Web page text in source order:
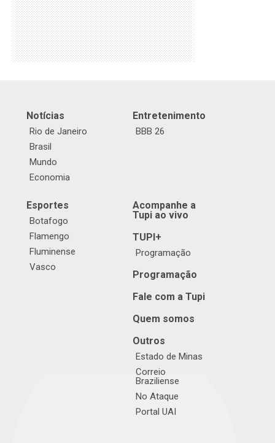
Notícias
Rio de Janeiro
Brasil
Mundo
Economia
Entretenimento
BBB 26
Esportes
Botafogo
Flamengo
Fluminense
Vasco
Acompanhe a
Tupi ao vivo
TUPI+
Programação
Programação
Fale com a Tupi
Quem somos
Outros
Estado de Minas
Correio
Braziliense
No Ataque
Portal UAI